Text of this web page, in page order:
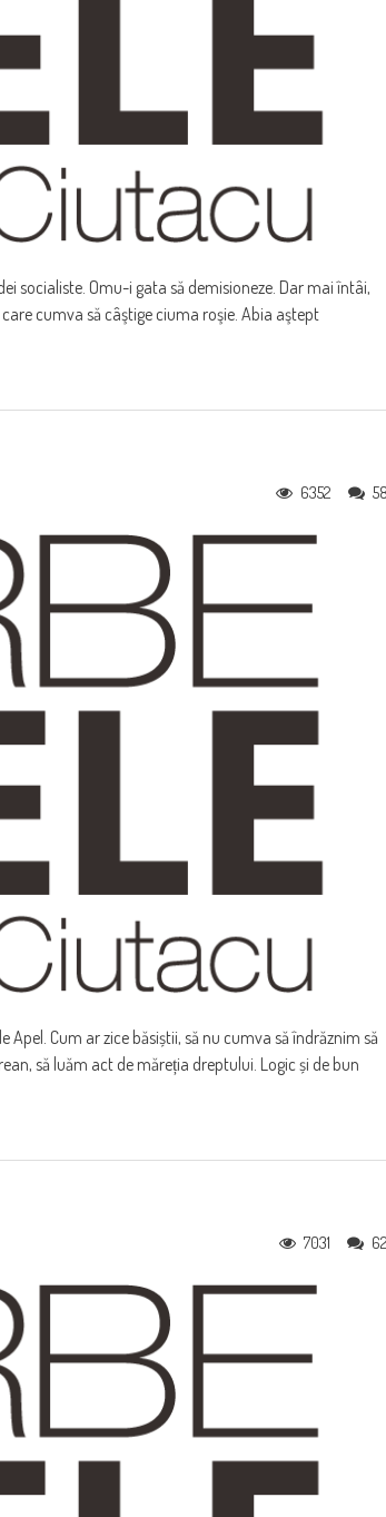
socialiste. Omu-i gata să demisioneze. Dar mai întâi,
cumva să câştige ciuma roşie. Abia aştept
6352
Cum ar zice băsiștii, să nu cumva să îndrăznim să
să luăm act de măreția dreptului. Logic și de bun
7031